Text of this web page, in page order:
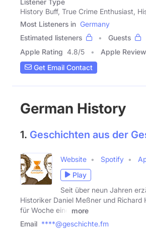
History Buff, True Crime Enthusiast,
Most Listeners in Germany
Estimated listeners
Guests
Apple Rating 4.8/5 Apple Review
Get Email Contact
German History
1. Geschichten aus der
Website Spotify
Play
Seit über neun Jahren
Historiker Daniel Meßner und Richard
für Woche eine
more
Email ****@geschichte.fm